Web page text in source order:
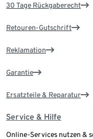
30 Tage Rückgaberecht
Retouren-Gutschrift
Reklamation
Garantie
Ersatzteile & Reparatur
Service & Hilfe
Online-Services nutzen &